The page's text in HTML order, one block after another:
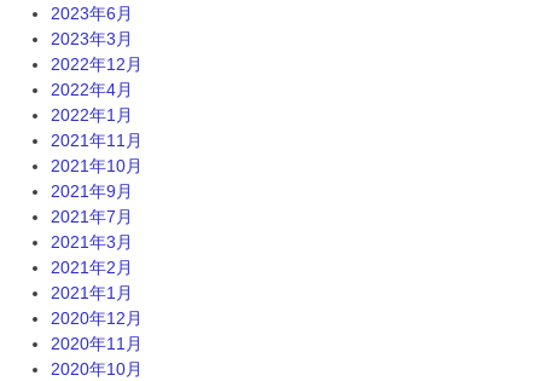
2023年6月
2023年3月
2022年12月
2022年4月
2022年1月
2021年11月
2021年10月
2021年9月
2021年7月
2021年3月
2021年2月
2021年1月
2020年12月
2020年11月
2020年10月